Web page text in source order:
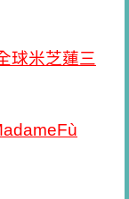
球米芝蓮三